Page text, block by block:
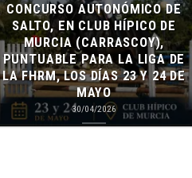
CONCURSO AUTONÓMICO DE
SALTO, EN CLUB HÍPICO DE
MURCIA (CARRASCOY),
PUNTUABLE PARA LA LIGA DE
LA FHRM, LOS DÍAS 23 Y 24 DE
MAYO
30/04/2026